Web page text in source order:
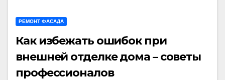
РЕМОНТ ФАСАДА
Как избежать ошибок при
внешней отделке дома – советы
профессионалов